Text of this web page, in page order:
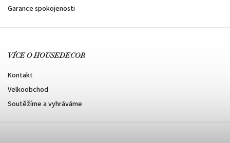
Garance spokojenosti
VÍCE O HOUSEDECOR
Kontakt
Velkoobchod
Soutěžíme a vyhráváme